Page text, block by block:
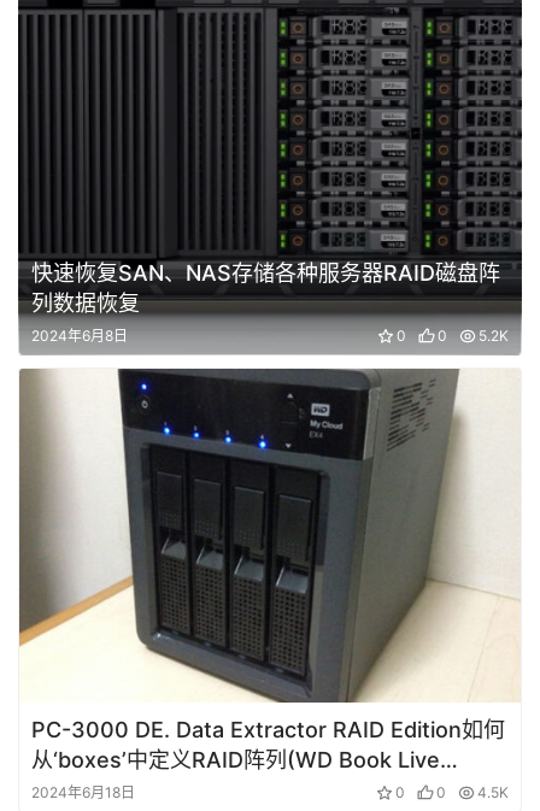
快速恢复SAN、NAS存储各种服务器RAID磁盘阵
列数据恢复
2024年6月8日 0 0 5.2K
PC-3000 DE. Data Extractor RAID Edition如何
从‘boxes’中定义RAID阵列(WD Book Live
Duo）
2024年6月18日 0 0 4.5K